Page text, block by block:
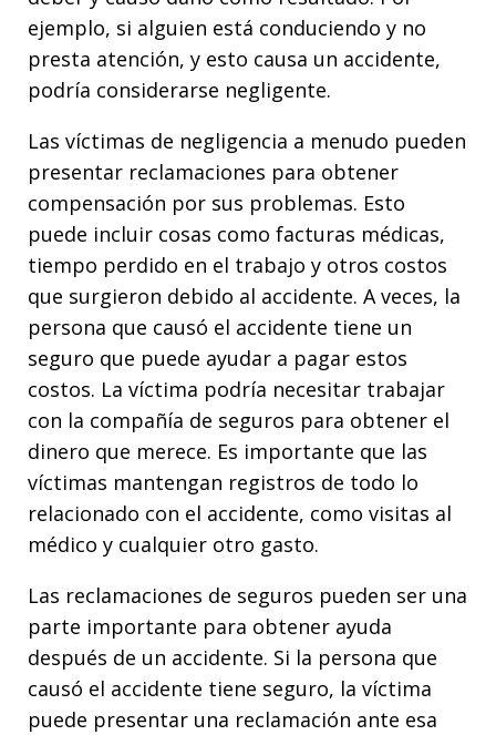
ejemplo, si alguien está conduciendo y no
presta atención, y esto causa un accidente,
podría considerarse negligente.
Las víctimas de negligencia a menudo pueden
presentar reclamaciones para obtener
compensación por sus problemas. Esto
puede incluir cosas como facturas médicas,
tiempo perdido en el trabajo y otros costos
que surgieron debido al accidente. A veces, la
persona que causó el accidente tiene un
seguro que puede ayudar a pagar estos
costos. La víctima podría necesitar trabajar
con la compañía de seguros para obtener el
dinero que merece. Es importante que las
víctimas mantengan registros de todo lo
relacionado con el accidente, como visitas al
médico y cualquier otro gasto.
Las reclamaciones de seguros pueden ser una
parte importante para obtener ayuda
después de un accidente. Si la persona que
causó el accidente tiene seguro, la víctima
puede presentar una reclamación ante esa